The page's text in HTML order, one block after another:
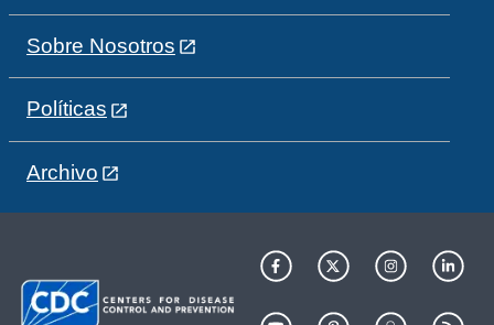
Sobre Nosotros
Políticas
Archivo